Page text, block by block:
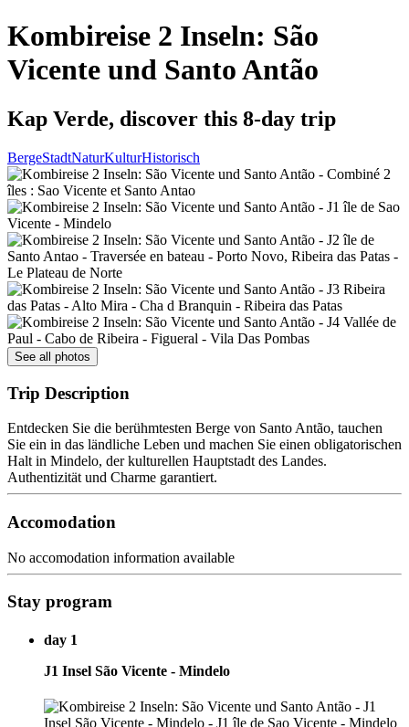
Kombireise 2 Inseln: São
Vicente und Santo Antão
Kap Verde, discover this 8-day trip
BergeStadtNaturKulturHistorisch
See all photos
Trip Description
Entdecken Sie die berühmtesten Berge von Santo Antão, tauchen
Sie ein in das ländliche Leben und machen Sie einen obligatorischen
Halt in Mindelo, der kulturellen Hauptstadt des Landes.
Authentizität und Charme garantiert.
Accomodation
No accomodation information available
Stay program
day 1
J1 Insel São Vicente - Mindelo